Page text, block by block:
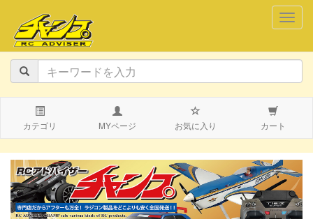
カテゴリ MYページ お気に入り カート